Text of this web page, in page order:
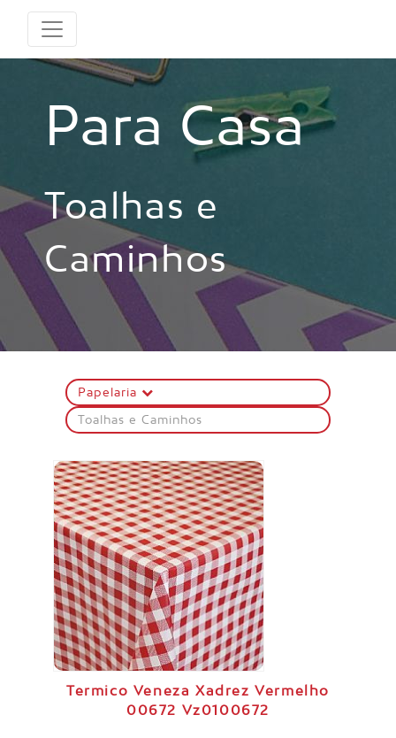
Para Casa
Toalhas e
Caminhos
Papelaria
Toalhas e Caminhos
Termico Veneza Xadrez Vermelho
00672 Vz0100672